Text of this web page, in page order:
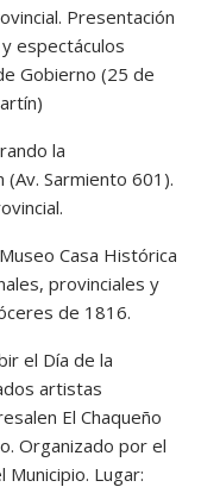
Presentación
espectáculos
Gobierno (25 de
la
Sarmiento 601).
Casa Histórica
provinciales y
de 1816.
el Día de la
artistas
El Chaqueño
Organizado por el
Municipio. Lugar: